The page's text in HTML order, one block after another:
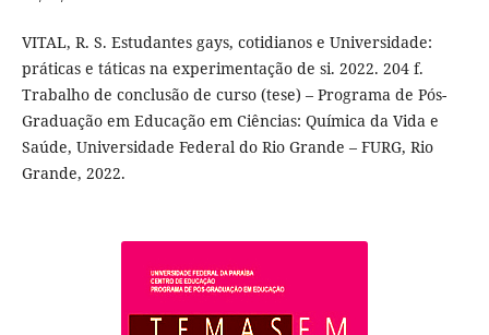
VITAL, R. S. Estudantes gays, cotidianos e Universidade:
práticas e táticas na experimentação de si. 2022. 204 f.
Trabalho de conclusão de curso (tese) – Programa de Pós-
Graduação em Educação em Ciências: Química da Vida e
Saúde, Universidade Federal do Rio Grande – FURG, Rio
Grande, 2022.